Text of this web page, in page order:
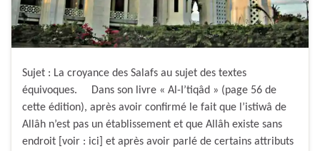
Sujet : La croyance des Salafs au sujet des textes
équivoques. Dans son livre « Al-I’tiqâd » (page 56 de
cette édition), après avoir confirmé le fait que l’istiwâ de
Allâh n’est pas un établissement et que Allâh existe sans
endroit [voir : ici] et après avoir parlé de certains attributs